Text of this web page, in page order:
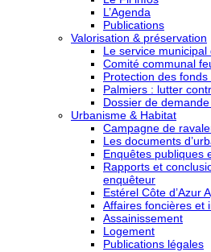
L’Agenda
Publications
Valorisation & préservation
Le service municipal
Comité communal
Protection des fonds
Palmiers : lutter
Dossier de demande
Urbanisme & Habitat
Campagne de
Les documents
Enquêtes publiques
Rapports et
enquêteur
Estérel Côte d’Azur
Affaires foncières et
Assainissement
Logement
Publications légales